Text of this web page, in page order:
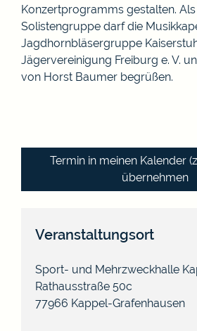
Konzertprogramms gestalten.
Solistengruppe darf die
Jagdhornbläsergruppe
Jägervereinigung Freiburg e. V.
von Horst Baumer begrüßen.
Termin in meinen Kalender
übernehmen
Veranstaltungsort
Sport- und Mehrzweckhalle
Rathausstraße 50c
77966 Kappel-Grafenhausen